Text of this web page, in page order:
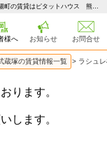
ラシュレ楡木武蔵塚の1LDK賃貸アパート | 熊本県熊本市・光の森・菊陽町の賃貸はピタットハウス 熊本賃貸サポート
様へ お知らせ お問合せ
蔵塚の賃貸情報一覧 > ラシュ
ります。
します。